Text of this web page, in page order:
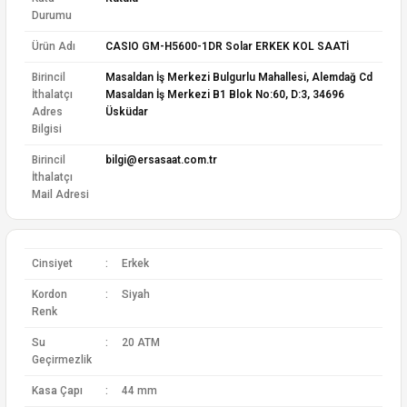
Durumu
Ürün Adı CASIO GM-H5600-1DR Solar ERKEK KOL SAATİ
Birincil
İthalatçı
Adres
Bilgisi
Masaldan İş Merkezi Bulgurlu Mahallesi, Alemdağ Cd
Masaldan İş Merkezi B1 Blok No:60, D:3, 34696
Üsküdar
Birincil
İthalatçı
Mail Adresi
bilgi@ersasaat.com.tr
Cinsiyet : Erkek
Kordon
Renk
: Siyah
Su
Geçirmezlik
: 20 ATM
Kasa Çapı : 44 mm